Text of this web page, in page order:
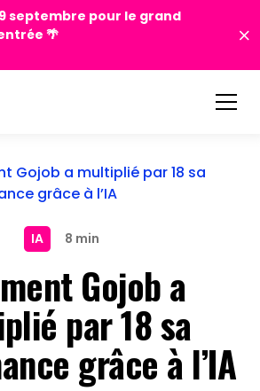
septembre pour le grand
🌴
Gojob a multiplié par 18 sa
grâce à l’IA
IA 8 min
Gojob a
par 18 sa
grâce à l’IA